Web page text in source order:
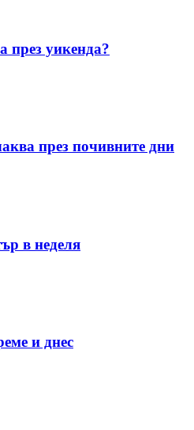
през уикенда?
през почивните дни
в неделя
и днес